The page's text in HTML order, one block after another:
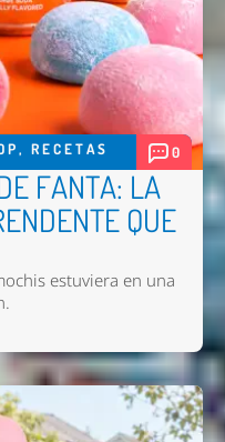
, RECETAS 0
FANTA: LA
QUE
estuviera en una